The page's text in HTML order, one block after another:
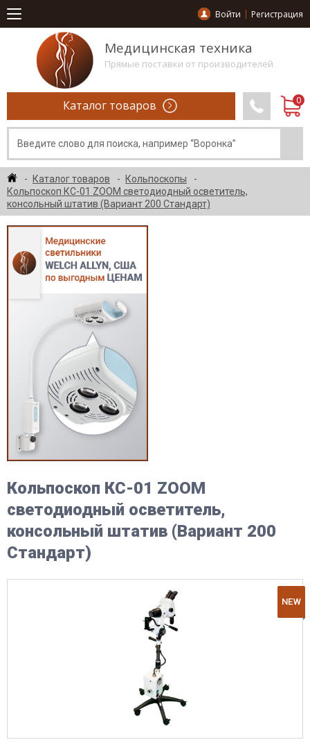
Войти Регистрация
Медицинская техника
Прямые поставки от производителей
Каталог товаров
Каталог товаров
Кольпоскопы
Кольпоскоп КС-01 ZOOM светодиодный осветитель,
консольный штатив (Вариант 200 Стандарт)
Кольпоскоп КС-01 ZOOM
светодиодный осветитель,
консольный штатив (Вариант 200
Стандарт)
NEW